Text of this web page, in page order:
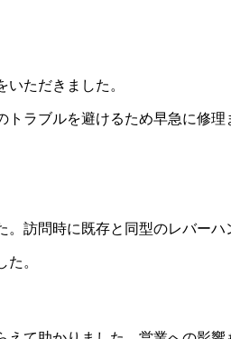
ただきました。
ラブルを避けるため早急に修理
訪問時に既存と同型のレバー
。